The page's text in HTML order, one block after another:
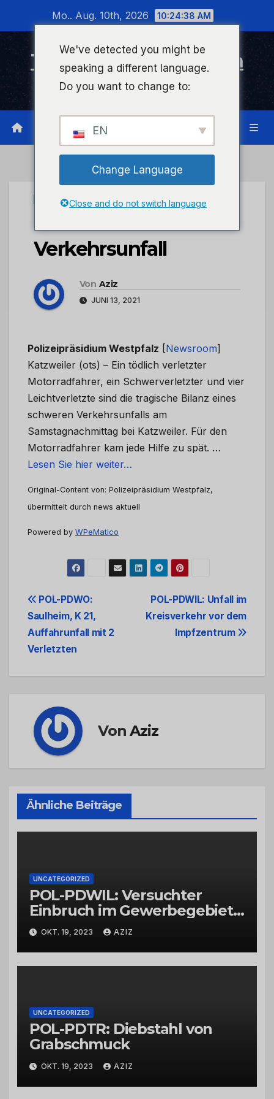
wechseln
Mo.. Aug. 10th, 2026 10:24:39 AM
Timeline Bad Kreuznach
Infonetzwerk für Bad Kreuznach
UNCATEGORIZED
POL-PPWP: Schwerer
Verkehrsunfall
Von Aziz
JUNI 13, 2021
Polizeipräsidium Westpfalz [Newsroom]
Katzweiler (ots) – Ein tödlich verletzter
Motorradfahrer, ein Schwerverletzter und vier
Leichtverletzte sind die tragische Bilanz eines
schweren Verkehrsunfalls am
Samstagnachmittag bei Katzweiler. Für den
Motorradfahrer kam jede Hilfe zu spät. …
Lesen Sie hier weiter…
Original-Content von: Polizeipräsidium Westpfalz,
übermittelt durch news aktuell
Powered by WPeMatico
Beitrags-
Navigation
POL-PDWIL: Unfall im
Kreisverkehr vor dem
Impfzentrum
POL-PDWO:
Saulheim, K 21,
Auffahrunfall mit 2
Verletzten
VonAziz
Ähnliche Beiträge
UNCATEGORIZED
POL-PDWIL: Versuchter
Einbruch im Gewerbegebiet
Wittlich
OKT. 19, 2023 AZIZ
UNCATEGORIZED
POL-PDTR: Diebstahl von
Grabschmuck
OKT. 19, 2023 AZIZ
We've detected you might be
speaking a different language.
Do you want to change to:
EN
Change Language
Close and do not switch language